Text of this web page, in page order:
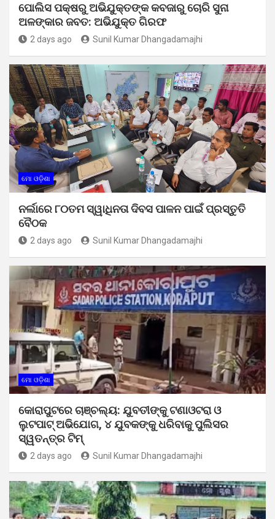
ପୋଲିସ ପକ୍ଷରୁ ଅଭିଯୁକ୍ତଙ୍କ କବଜାରୁ ଚୋରି ସୁନା
ଅଳଙ୍କାର ଜବତ: ଅଭିଯୁକ୍ତ ଗିରଫ
2 days ago Sunil Kumar Dhangadamajhi
ମୋ ଓଡ଼ିଶା
ନର୍ଲାରେ ୮୦ତମ ସ୍ୱାଧିନତା ଦିବସ ପାଳନ ପାଇଁ ପ୍ରସ୍ତୁତି
ବୈଠକ
2 days ago Sunil Kumar Dhangadamajhi
ମୋ ଓଡ଼ିଶା
କୋରାପୁଟରେ ଚାଞ୍ଚଲ୍ୟ: ଯୁବତୀଙ୍କୁ ଟଣାଓଟରା ଓ
ଲୁଟପାଟ୍ ଅଭିଯୋଗ, ୪ ଯୁବକଙ୍କୁ ଧରିବାକୁ ପୁଲିସର
ସ୍ୱତନ୍ତ୍ର ଟିମ୍
2 days ago Sunil Kumar Dhangadamajhi